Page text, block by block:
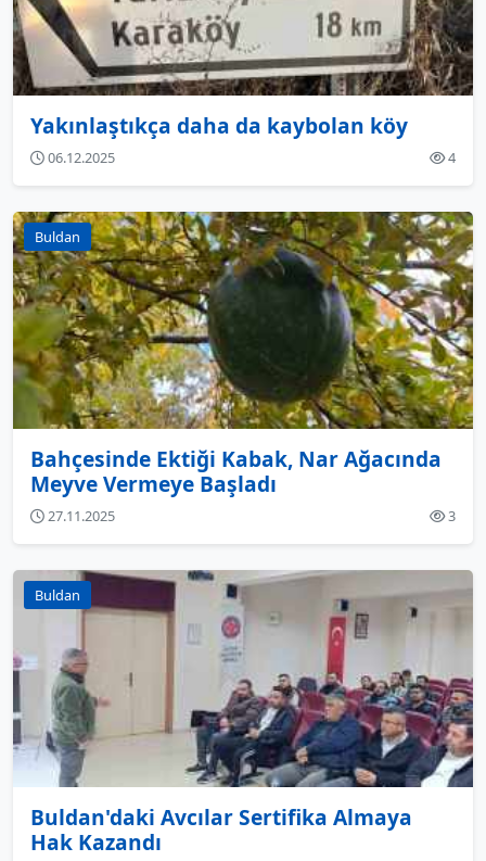
Yakınlaştıkça daha da kaybolan köy
06.12.2025 4
Buldan
Bahçesinde Ektiği Kabak, Nar Ağacında
Meyve Vermeye Başladı
27.11.2025 3
Buldan
Buldan'daki Avcılar Sertifika Almaya
Hak Kazandı